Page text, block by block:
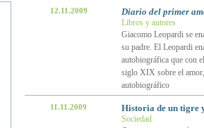
12.11.2009 Diario del primer
Libros y autores
Giacomo Leopardi se
su padre. El Leopardi
autobiográfica que con
siglo XIX sobre el
autobiográfico
11.11.2009 Historia de un tigre
Sociedad